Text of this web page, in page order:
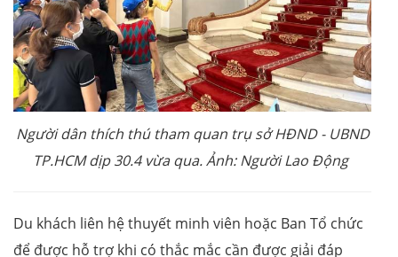
Người dân thích thú tham quan trụ sở HĐND - UBND
TP.HCM dịp 30.4 vừa qua. Ảnh: Người Lao Động
Du khách liên hệ thuyết minh viên hoặc Ban Tổ chức
để được hỗ trợ khi có thắc mắc cần được giải đáp